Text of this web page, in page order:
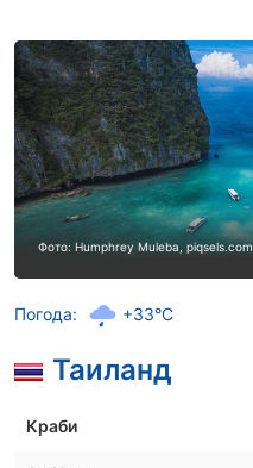
Фото: Humphrey Muleba, piqsels.com
Погода: +33°C
Таиланд
Краби